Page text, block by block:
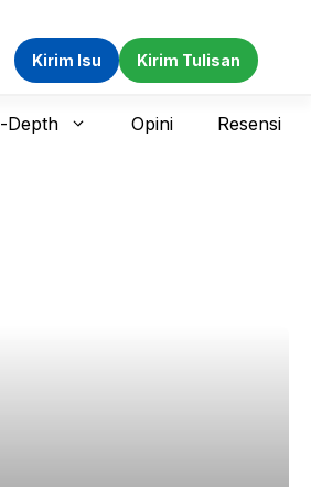
Kirim Isu Kirim Tulisan
Depth Opini Resensi